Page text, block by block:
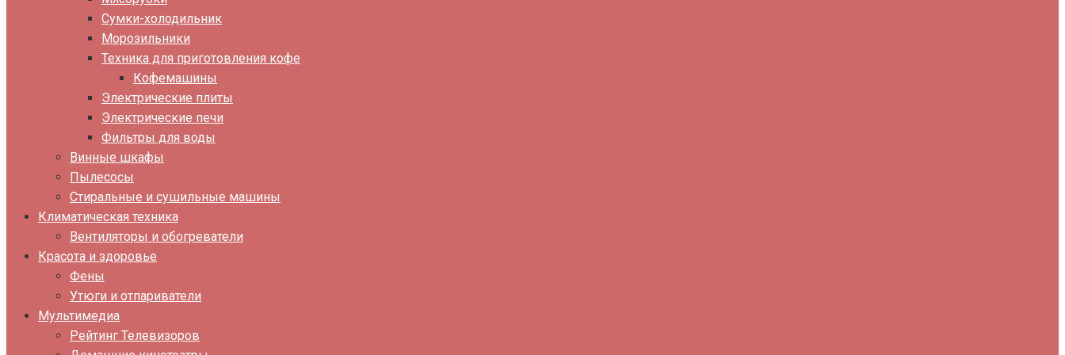
Сумки-холодильник
Морозильники
Техника для приготовления кофе
Кофемашины
Электрические плиты
Электрические печи
Фильтры для воды
Винные шкафы
Пылесосы
Стиральные и сушильные машины
Климатическая техника
Вентиляторы и обогреватели
Красота и здоровье
Фены
Утюги и отпариватели
Мультимедиа
Рейтинг Телевизоров